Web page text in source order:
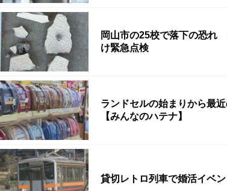
岡山市の25校で落下の恐れ
け緊急点検
ランドセルの始まりから最
【みんなのハテナ】
貸切レトロ列車で婚活イ